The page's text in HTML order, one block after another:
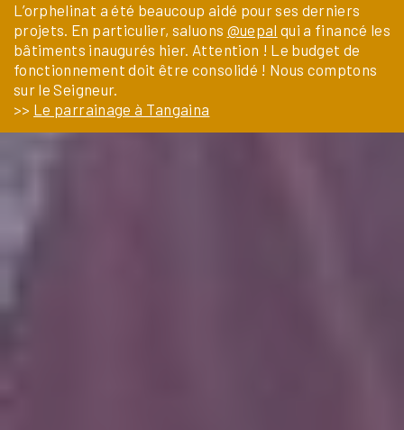
L’orphelinat a été beaucoup aidé pour ses derniers
projets. En particulier, saluons @uepal qui a financé les
bâtiments inaugurés hier. Attention ! Le budget de
fonctionnement doit être consolidé ! Nous comptons
sur le Seigneur.
>> Le parrainage à Tangaina